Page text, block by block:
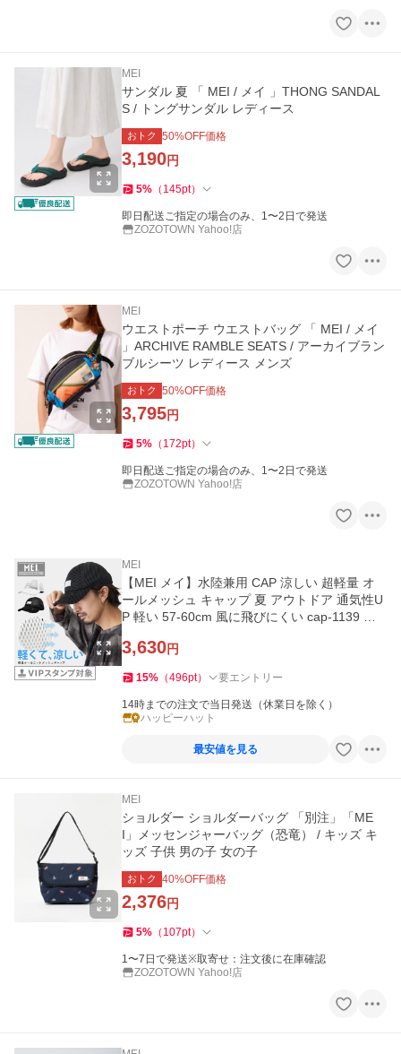
MEI
サンダル 夏 「 MEI / メイ 」THONG SANDAL
S / トングサンダル レディース
おトク 50%OFF価格
3,190円
5% （ 145pt）
即日配送ご指定の場合のみ、1〜2日で発送
ZOZOTOWN Yahoo!店
MEI
ウエストポーチ ウエストバッグ 「 MEI / メイ
」ARCHIVE RAMBLE SEATS / アーカイブラン
ブルシーツ レディース メンズ
おトク 50%OFF価格
3,795円
5% （ 172pt）
即日配送ご指定の場合のみ、1〜2日で発送
ZOZOTOWN Yahoo!店
MEI
【MEI メイ】水陸兼用 CAP 涼しい 超軽量 オ
ールメッシュ キャップ 夏 アウトドア 通気性U
P 軽い 57-60cm 風に飛びにくい cap-1139 爆
3,630円
15% （496pt） 要エントリー
14時までの注文で当日発送（休業日を除く）
ハッピーハット
最安値を見る
MEI
ショルダー ショルダーバッグ 「別注」「ME
I」メッセンジャーバッグ（恐竜） / キッズ キ
ッズ 子供 男の子 女の子
おトク 40%OFF価格
2,376円
5% （ 107pt）
1〜7日で発送※取寄せ：注文後に在庫確認
ZOZOTOWN Yahoo!店